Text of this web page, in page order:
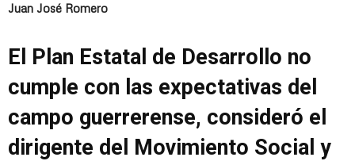
Juan José Romero
El Plan Estatal de Desarrollo no
cumple con las expectativas del
campo guerrerense, consideró el
dirigente del Movimiento Social y